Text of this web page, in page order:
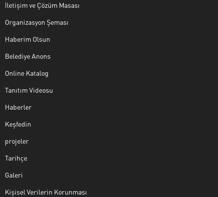
İletişim ve Çözüm Masası
Organizasyon Şeması
Haberim Olsun
Belediye Anons
Online Katalog
Tanıtım Videosu
Haberler
Keşfedin
projeler
Tarihçe
Galeri
Kişisel Verilerin Korunması